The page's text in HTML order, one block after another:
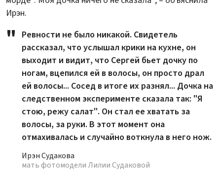
Ирэн.
Ревности не было никакой. Свидетель
рассказал, что услышал крики на кухне, он
выходит и видит, что Сергей бьет дочку по
ногам, вцепился ей в волосы, он просто драл
ей волосы... Сосед в итоге их разнял... Дочка на
следственном эксперименте сказала так: "Я
стою, режу салат". Он стал ее хватать за
волосы, за руки. В этот момент она
отмахивалась и случайно воткнула в него нож.
Ирэн Судакова
мать фотомодели Лилии Судаковой